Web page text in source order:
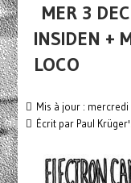
MER 3
INSIDEN +
LOCO
Mis à jour :
Écrit par Paul